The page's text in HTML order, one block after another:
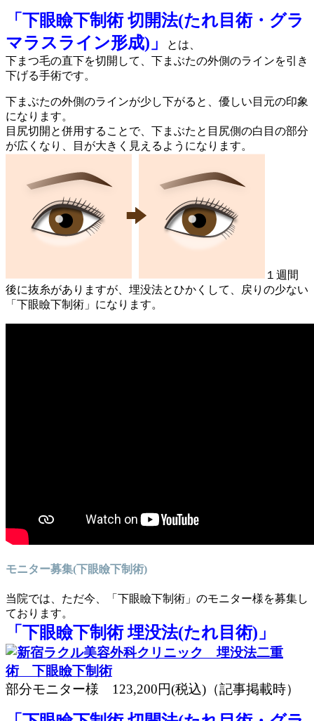
「下眼瞼下制術 切開法(たれ目術・グラ
マラスライン形成)」
とは、
下まつ毛の直下を切開して、下まぶたの外側のラインを引き
下げる手術です。
下まぶたの外側のラインが少し下がると、優しい目元の印象
になります。
目尻切開と併用することで、下まぶたと目尻側の白目の部分
が広くなり、目が大きく見えるようになります。
１週間
後に抜糸がありますが、埋没法とひかくして、戻りの少ない
「下眼瞼下制術」になります。
モニター募集(下眼瞼下制術)
当院では、ただ今、「下眼瞼下制術」のモニター様を募集し
ております。
「下眼瞼下制術 埋没法(たれ目術)」
部分モニター様 123,200円(税込) （記事掲載時）